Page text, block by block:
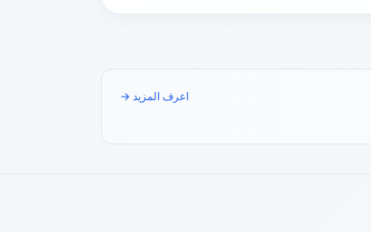
اعرف المزيد →